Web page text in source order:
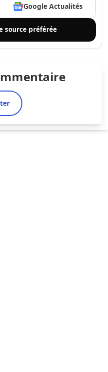
Google Actualités
source préférée